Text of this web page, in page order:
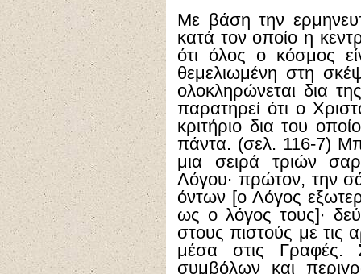
Με βάση την
κατά τον οποίο η
ότι όλος ο κόσμος
θεμελιωμένη στη
ολοκληρώνεται δια
παρατηρεί ότι ο
κριτήριο δια του
πάντα. (σελ. 116-7)
μια σειρά τριών
Λόγου∙ πρώτον, την
όντων [ο Λόγος
ως ο λόγος τους]∙
στους πιστούς με τις
μέσα στις Γραφές.
συμβόλων και